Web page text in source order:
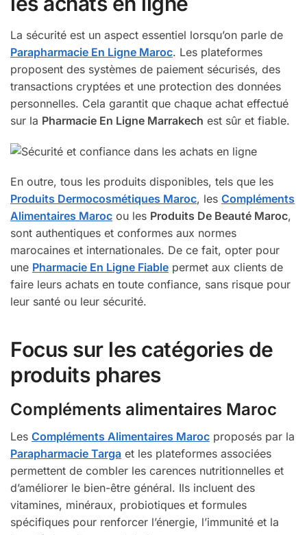
La sécurité est un aspect essentiel lorsqu’on parle de
Parapharmacie En Ligne Maroc. Les plateformes
proposent des systèmes de paiement sécurisés, des
transactions cryptées et une protection des données
personnelles. Cela garantit que chaque achat effectué
sur la Pharmacie En Ligne Marrakech est sûr et fiable.
En outre, tous les produits disponibles, tels que les
Produits Dermocosmétiques Maroc, les Compléments
Alimentaires Maroc ou les Produits De Beauté Maroc,
sont authentiques et conformes aux normes
marocaines et internationales. De ce fait, opter pour
une Pharmacie En Ligne Fiable permet aux clients de
faire leurs achats en toute confiance, sans risque pour
leur santé ou leur sécurité.
Focus sur les catégories de
produits phares
Compléments alimentaires Maroc
Les Compléments Alimentaires Maroc proposés par la
Parapharmacie Targa et les plateformes associées
permettent de combler les carences nutritionnelles et
d’améliorer le bien-être général. Ils incluent des
vitamines, minéraux, probiotiques et formules
spécifiques pour renforcer l’énergie, l’immunité et la